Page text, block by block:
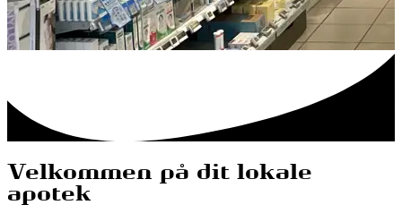
Velkommen på dit lokale
apotek